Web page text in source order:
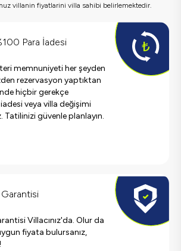
villanin fiyatlarini villa sahibi belirlemektedir.
Para İadesi
memnuniyeti her şeyden
rezervasyon yaptıktan
hiçbir gerekçe
veya villa değişimi
Tatilinizi güvenle planlayın.
Villacınız'da. Olur da
fiyata bulursanız,